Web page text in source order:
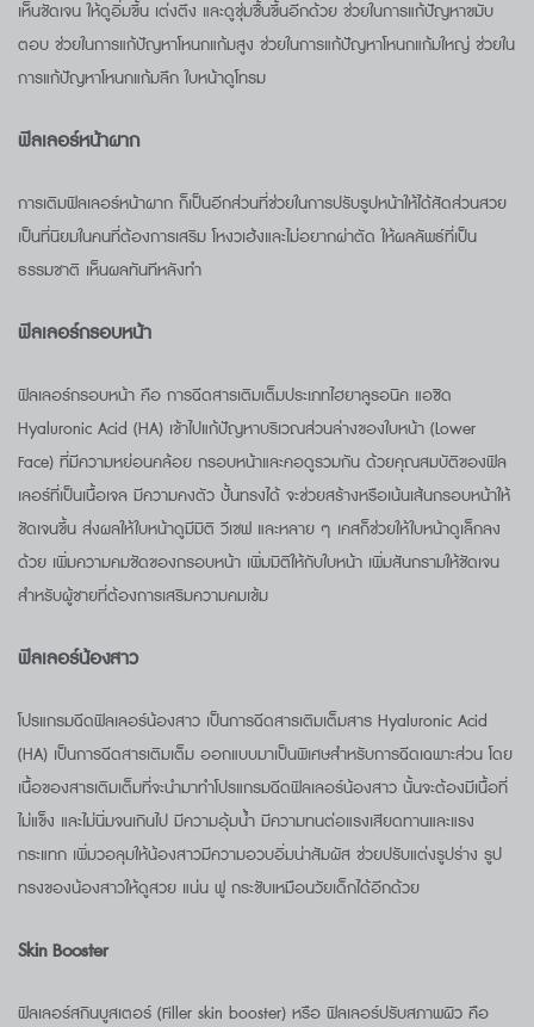
เห็นชัดเจน ให้ดูอิ่มขึ้น เต่งตึง และดูชุ่มชื้นขึ้นอีกด้วย ช่วยในการแก้ปัญหาขมับ
ตอบ ช่วยในการแก้ปัญหาโหนกแก้มสูง ช่วยในการแก้ปัญหาโหนกแก้มใหญ่ ช่วยใน
การแก้ปัญหาโหนกแก้มลึก ใบหน้าดูโทรม
ฟิลเลอร์หน้าผาก
การเติมฟิลเลอร์หน้าผาก ก็เป็นอีกส่วนที่ช่วยในการปรับรูปหน้าให้ได้สัดส่วนสวย
เป็นที่นิยมในคนที่ต้องการเสริม โหงวเฮ้งและไม่อยากผ่าตัด ให้ผลลัพธ์ที่เป็น
ธรรมชาติ เห็นผลทันทีหลังทำ
ฟิลเลอร์กรอบหน้า
ฟิลเลอร์กรอบหน้า คือ การฉีดสารเติมเต็มประเภทไฮยาลูรอนิค แอซิด
Hyaluronic Acid (HA) เข้าไปแก้ปัญหาบริเวณส่วนล่างของใบหน้า (Lower
Face) ที่มีความหย่อนคล้อย กรอบหน้าและคอดูรวมกัน ด้วยคุณสมบัติของฟิล
เลอร์ที่เป็นเนื้อเจล มีความคงตัว ปั้นทรงได้ จะช่วยสร้างหรือเน้นเส้นกรอบหน้าให้
ชัดเจนขึ้น ส่งผลให้ใบหน้าดูมีมิติ วีเชฟ และหลาย ๆ เคสก็ช่วยให้ใบหน้าดูเล็กลง
ด้วย เพิ่มความคมชัดของกรอบหน้า เพิ่มมิติให้กับใบหน้า เพิ่มสันกรามให้ชัดเจน
สำหรับผู้ชายที่ต้องการเสริมความคมเข้ม
ฟิลเลอร์น้องสาว
โปรแกรมฉีดฟิลเลอร์น้องสาว เป็นการฉีดสารเติมเต็มสาร Hyaluronic Acid
(HA) เป็นการฉีดสารเติมเต็ม ออกแบบมาเป็นพิเศษสำหรับการฉีดเฉพาะส่วน โดย
เนื้อของสารเติมเต็มที่จะนำมาทำโปรแกรมฉีดฟิลเลอร์น้องสาว นั้นจะต้องมีเนื้อที่
ไม่แข็ง และไม่นิ่มจนเกินไป มีความอุ้มน้ำ มีความทนต่อแรงเสียดทานและแรง
กระแทก เพิ่มวอลุมให้น้องสาวมีความอวบอิ่มน่าสัมผัส ช่วยปรับแต่งรูปร่าง รูป
ทรงของน้องสาวให้ดูสวย แน่น ฟู กระชับเหมือนวัยเด็กได้อีกด้วย
Skin Booster
ฟิลเลอร์สกินบูสเตอร์ (Filler skin booster) หรือ ฟิลเลอร์ปรับสภาพผิว คือ